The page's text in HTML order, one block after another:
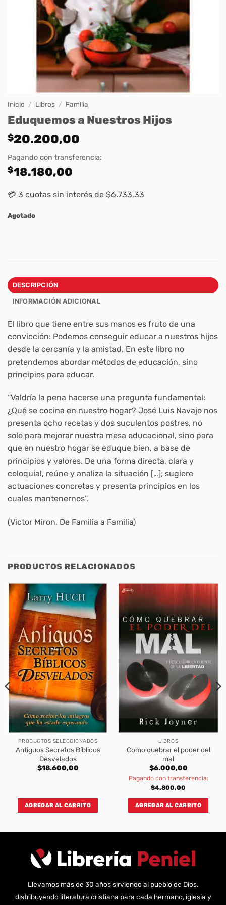
Inicio / Libros / Familia
Eduquemos a Nuestros Hijos
$20.200,00
Pagando con transferencia:
$18.180,00
💳 3 cuotas sin interés de $6.733,33
Agotado
DESCRIPCIÓN
INFORMACIÓN ADICIONAL
El libro que tiene entre sus manos es fruto de una
convicción: Podemos conseguir educar a nuestros hijos
desde la cercanía y la amistad. En este libro no
pretendemos abordar métodos de educación, sino
principios para educar.
“Valdría la pena hacerse una pregunta fundamental:
¿Qué se cocina en nuestro hogar? José Luis Navajo nos
presenta ocho recetas y dos suculentos postres, no
solo para mejorar nuestra mesa educacional, sino para
que en nuestro hogar se eduque bien, a base de
principios y valores. De una forma directa, clara y
coloquial, reúne y analiza la situación […]; sugiere
actuaciones concretas y presenta principios en los
cuales mantenernos”.
(Victor Miron, De Familia a Familia)
PRODUCTOS RELACIONADOS
PRODUCTOS SELECCIONADOS
Antiguos Secretos Bíblicos
Desvelados
$18.600,00
AGREGAR AL CARRITO
LIBROS
Como quebrar el poder del
mal
$6.000,00
Pagando con transferencia:
$4.800,00
AGREGAR AL CARRITO
Llevamos más de 30 años sirviendo al pueblo de Dios,
distribuyendo literatura cristiana para cada hermano, iglesia y